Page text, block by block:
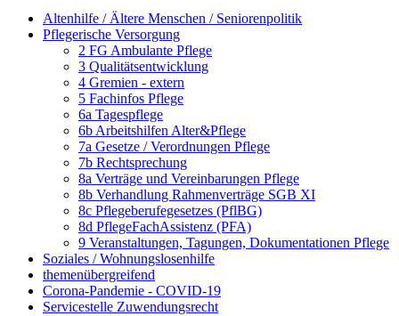
Altenhilfe / Ältere Menschen / Seniorenpolitik
Pflegerische Versorgung
2 FG Ambulante Pflege
3 Qualitätsentwicklung
4 Gremien - extern
5 Fachinfos Pflege
6a Tagespflege
6b Arbeitshilfen Alter&Pflege
7a Gesetze / Verordnungen Pflege
7b Rechtsprechung
8a Verträge und Vereinbarungen Pflege
8b Verhandlung Rahmenverträge SGB XI
8c Pflegeberufegesetzes (PflBG)
8d PflegeFachAssistenz (PFA)
9 Veranstaltungen, Tagungen, Dokumentationen Pflege
Soziales / Wohnungslosenhilfe
themenübergreifend
Corona-Pandemie - COVID-19
Servicestelle Zuwendungsrecht